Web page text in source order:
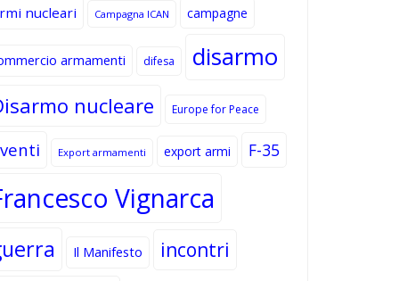
nucleari Campagna ICAN campagne
armamenti difesa disarmo
nucleare Europe for Peace
Export armamenti export armi F-35
Vignarca
Il Manifesto incontri